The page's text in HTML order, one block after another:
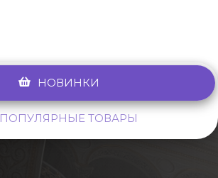
НОВИНКИ
ПОПУЛЯРНЫЕ ТОВАРЫ